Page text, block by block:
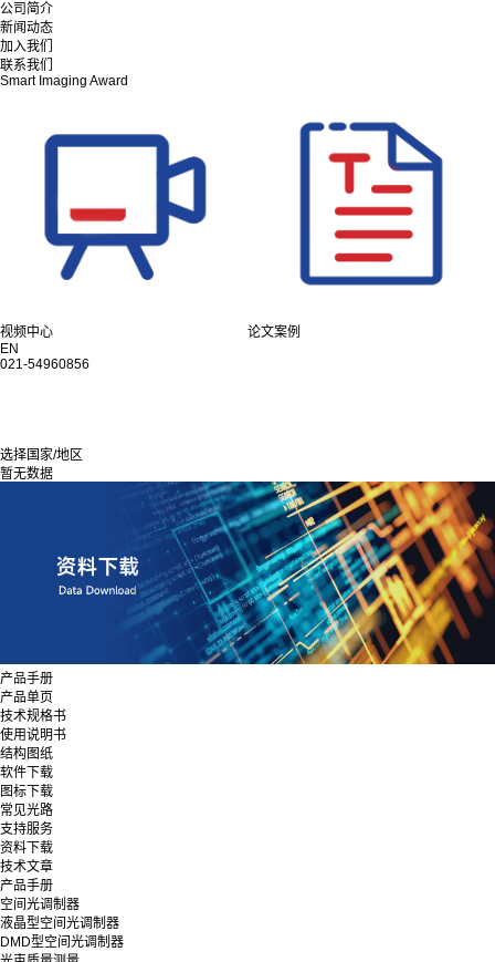
公司简介
新闻动态
加入我们
联系我们
Smart Imaging Award
视频中心
论文案例
EN
021-54960856
选择国家/地区
暂无数据
产品手册
产品单页
技术规格书
使用说明书
结构图纸
软件下载
图标下载
常见光路
支持服务
资料下载
技术文章
产品手册
空间光调制器
液晶型空间光调制器
DMD型空间光调制器